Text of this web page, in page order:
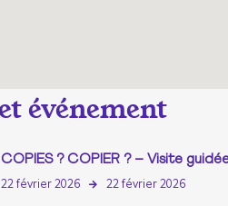
COPIES ? COPIER ? – Visite
22 février 2026 22 février 2026